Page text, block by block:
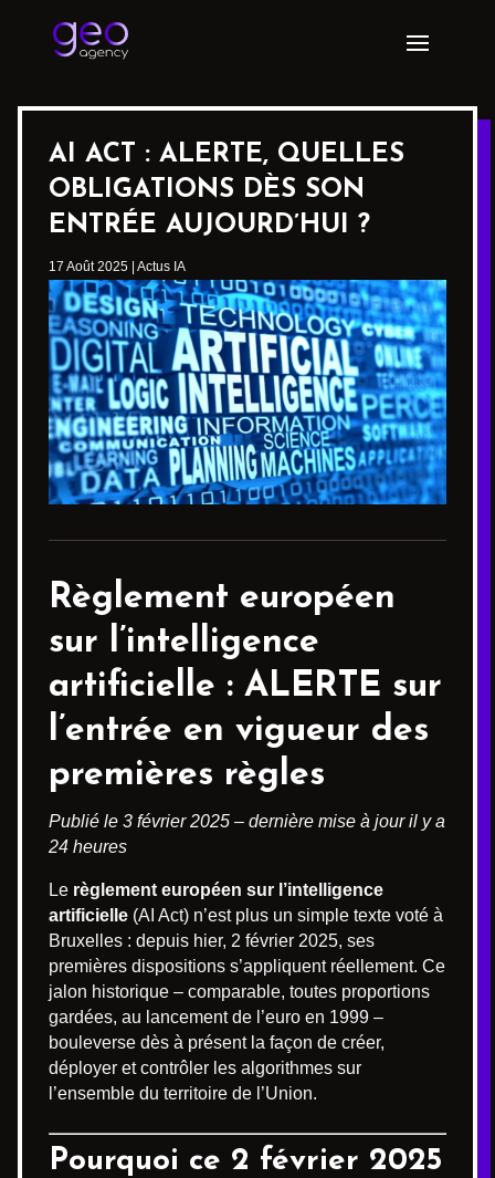
AI ACT : ALERTE, QUELLES
OBLIGATIONS DÈS SON
ENTRÉE AUJOURD’HUI ?
17 Août 2025 Actus IA
Règlement européen
sur l’intelligence
artificielle : ALERTE sur
l’entrée en vigueur des
premières règles
Publié le 3 février 2025 – dernière mise à jour il y a
24 heures
Le règlement européen sur l’intelligence
artificielle (AI Act) n’est plus un simple texte voté à
Bruxelles : depuis hier, 2 février 2025, ses
premières dispositions s’appliquent réellement. Ce
jalon historique – comparable, toutes proportions
gardées, au lancement de l’euro en 1999 –
bouleverse dès à présent la façon de créer,
déployer et contrôler les algorithmes sur
l’ensemble du territoire de l’Union.
Pourquoi ce 2 février 2025